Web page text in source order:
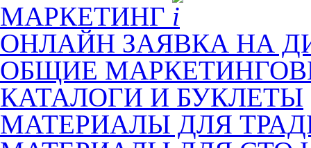
МАРКЕТИНГ
ОНЛАЙН ЗАЯВКА НА
ОБЩИЕ
КАТАЛОГИ И БУКЛЕТЫ
МАТЕРИАЛЫ ДЛЯ